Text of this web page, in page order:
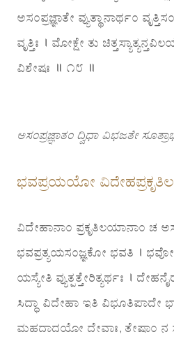
ಅಸಂಪ್ರಜ್ಞಾತೇ ವ್ಯುತ್ಥಾನಾರ್ಥಂ
ವೃತ್ತಿಃ । ಮೋಕ್ಷೇ ತು
ವಿಶೇಷಃ ॥ ೧೮ ॥
ಅಸಂಪ್ರಜ್ಞಾತಂ ದ್ವಿಧಾ ವಿಭಜತೇ
ಭವಪ್ರಯಯೋ
ವಿದೇಹಾನಾಂ ಪ್ರಕೃತಿಲಯಾನಾಂ ಚ
ಭವಪ್ರತ್ಯಯಸಂಜ್ಞಕೋ ಭವತಿ । ಭವೋ
ಯಸ್ಯೇತಿ ವ್ಯುತ್ಪತ್ತೇರಿತ್ಯರ್ಥಃ ।
ಸಿದ್ಧಾ ವಿದೇಹಾ ಇತಿ ವಿಭೂತಿಪಾದೇ
ಮಹದಾದಯೋ ದೇವಾಃ, ತೇಷಾಂ ನ